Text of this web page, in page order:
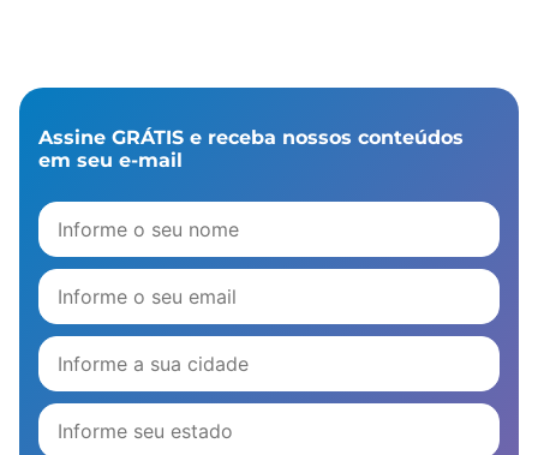
Assine GRÁTIS e receba nossos conteúdos
em seu e-mail